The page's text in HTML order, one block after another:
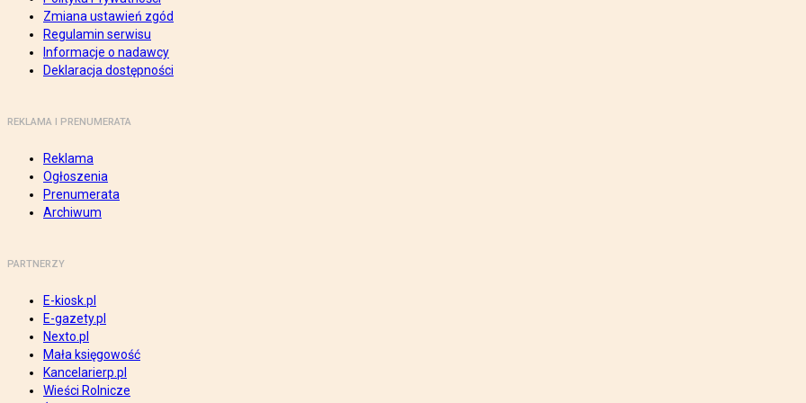
Zmiana ustawień zgód
Regulamin serwisu
Informacje o nadawcy
Deklaracja dostępności
REKLAMA I PRENUMERATA
Reklama
Ogłoszenia
Prenumerata
Archiwum
PARTNERZY
E-kiosk.pl
E-gazety.pl
Nexto.pl
Mała księgowość
Kancelarierp.pl
Wieści Rolnicze